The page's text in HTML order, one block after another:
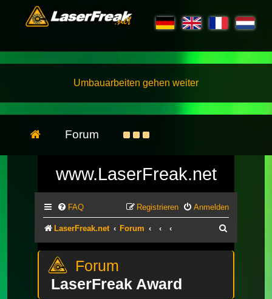
Umbauarbeiten gehen weiter
Forum
www.LaserFreak.net
FAQ Anmelden
Registrieren
LaserFreak.net Forum
LaserFreak Award